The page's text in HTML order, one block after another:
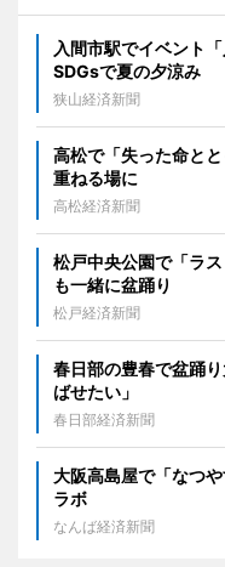
入間市駅でイベント
SDGsで夏の夕涼み
狭山経済新聞
高松で「失った命と
重ねる場に
高松経済新聞
松戸中央公園で「ラ
も一緒に盆踊り
松戸経済新聞
春日部の豊春で盆踊
ばせたい」
春日部経済新聞
大阪高島屋で「なつ
ラボ
なんば経済新聞